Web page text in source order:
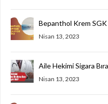
Bepanthol Krem SGK
Nisan 13, 2023
Aile Hekimi Sigara
Nisan 13, 2023